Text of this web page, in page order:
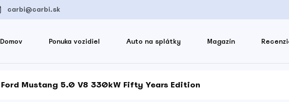
carbi@carbi.sk
Domov Ponuka vozidiel Auto na splátky Magazín
Ford Mustang 5.0 V8 330kW Fifty Years Edition